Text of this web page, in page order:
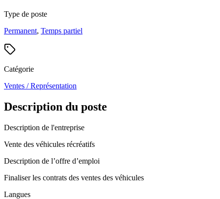
Type de poste
Permanent, Temps partiel
Catégorie
Ventes / Représentation
Description du poste
Description de l'entreprise
Vente des véhicules récréatifs
Description de l’offre d’emploi
Finaliser les contrats des ventes des véhicules
Langues